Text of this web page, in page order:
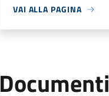
VAI ALLA PAGINA
Documenti